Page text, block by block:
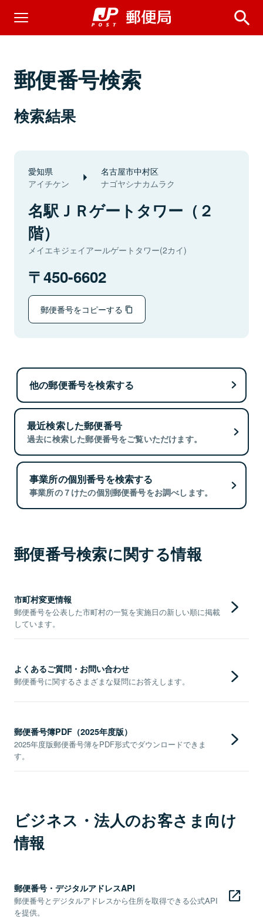
郵便番号検索
検索結果
愛知県
アイチケン
名古屋市中村区
ナゴヤシナカムラク
名駅ＪＲゲートタワー（２
階）
メイエキジェイアールゲートタワー(2カイ)
450-6602
郵便番号をコピーする
他の郵便番号を検索する
最近検索した郵便番号
過去に検索した郵便番号をご覧いただけます。
事業所の個別番号を検索する
事業所の７けたの個別郵便番号をお調べします。
郵便番号検索に関する情報
市町村変更情報
郵便番号を公表した市町村の一覧を実施日の新しい順に掲載
しています。
よくあるご質問・お問い合わせ
郵便番号に関するさまざまな疑問にお答えします。
郵便番号簿PDF（2025年度版）
2025年度版郵便番号簿をPDF形式でダウンロードできま
す。
ビジネス・法人のお客さま向け
情報
郵便番号・デジタルアドレスAPI
郵便番号とデジタルアドレスから住所を取得できる公式API
を提供。